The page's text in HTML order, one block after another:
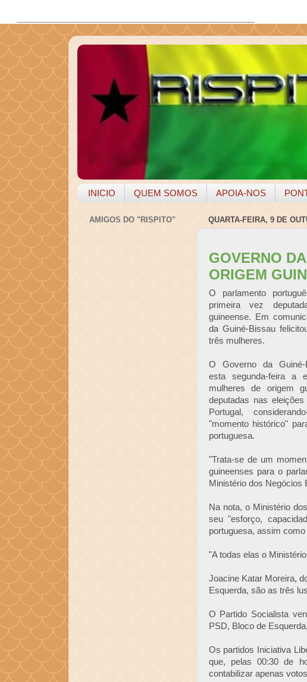
INICIO QUEM SOMOS APOIA-NOS
QUARTA-FEIRA, 9 DE
GOVERNO
ORIGEM
O parlamento
primeira vez
guineense. Em
da Guiné-Bissau
três mulheres.
O Governo da Guiné-
esta segunda-feira a
mulheres de origem
deputadas nas
Portugal,
"momento histórico"
portuguesa.
"Trata-se de um
guineenses para o
Ministério dos Negócios
Na nota, o Ministério
seu "esforço,
portuguesa, assim
"A todas elas o
Joacine Katar Moreira,
Esquerda, são as três
O Partido Socialista
PSD, Bloco de
Os partidos Iniciativa
que, pelas 00:30 de
contabilizar apenas
AMIGOS DO "RISPITO"